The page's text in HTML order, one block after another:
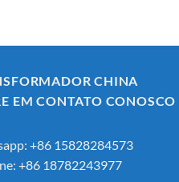
CHINA
EM CONTATO CONOSCO
+86 15828284573
+86 18782243977